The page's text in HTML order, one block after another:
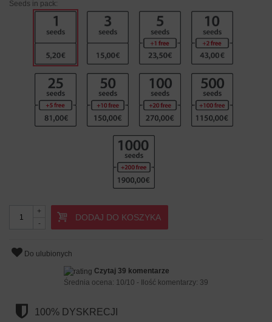
Seeds in pack:
-
+
DODAJ DO KOSZYKA
Do ulubionych
Czytaj 39 komentarze
Średnia ocena: 10/10 - Ilość komentarzy: 39
100% DYSKRECJI